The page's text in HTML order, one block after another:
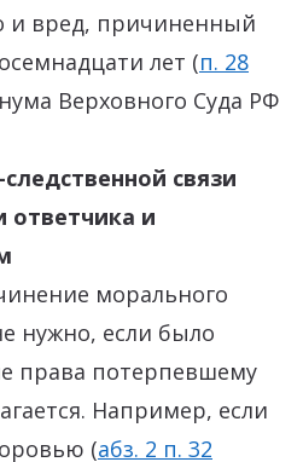
и вред, причиненный
лет (п. 28
Верховного Суда РФ
связи
и
морального
нужно, если было
права потерпевшему
Например, если
(абз. 2 п. 32